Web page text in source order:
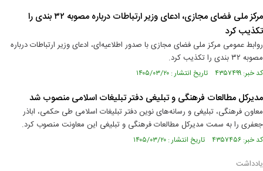
مرکز ملی فضای مجازی، ادعای وزیر ارتباطات درباره مصوبه ۳۲ بندی را
تکذیب کرد
روابط عمومی مرکز ملی فضای مجازی با صدور اطلاعیه‌ای، ادعای وزیر ارتباطات درباره
مصوبه ۳۲ بندی را تکذیب کرد.
کد خبر: ۴۳۵۷۴۹۹ تاریخ انتشار : ۱۴۰۵/۰۳/۲۰
مدیرکل مطالعات فرهنگی و تبلیغی دفتر تبلیغات اسلامی منصوب شد
معاون فرهنگی، تبلیغی و رسانه‌های نوین دفتر تبلیغات اسلامی طی حکمی، اباذر
جعفری را به سمت مدیرکل مطالعات فرهنگی و تبلیغی این معاونت منصوب کرد.
کد خبر: ۴۳۵۷۴۵۶ تاریخ انتشار : ۱۴۰۵/۰۳/۲۰
یادداشت